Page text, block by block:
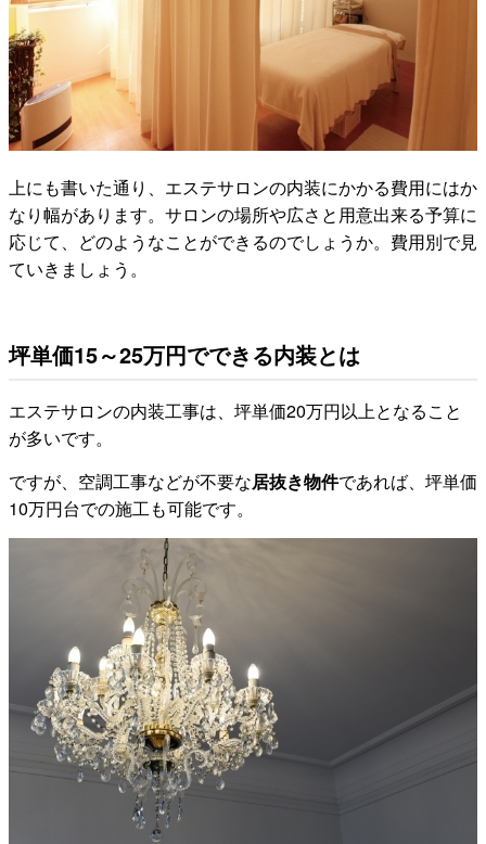
上にも書いた通り、エステサロンの内装にかかる費用にはか
なり幅があります。サロンの場所や広さと用意出来る予算に
応じて、どのようなことができるのでしょうか。費用別で見
ていきましょう。
坪単価15～25万円でできる内装とは
エステサロンの内装工事は、坪単価20万円以上となること
が多いです。
ですが、空調工事などが不要な居抜き物件であれば、坪単価
10万円台での施工も可能です。